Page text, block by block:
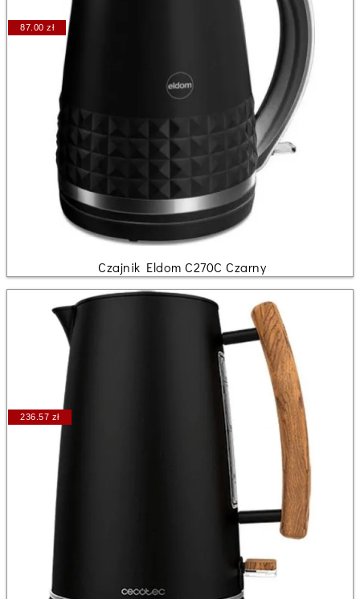
87.00 zł
Czajnik Eldom C270C Czarny
236.57 zł